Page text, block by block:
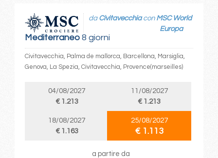
Mediterraneo8 giorni
da Civitavecchiacon MSC World
Europa
Civitavecchia, Palma de mallorca, Barcellona, Marsiglia,
Genova, La Spezia, Civitavecchia, Provence(marseilles)
04/08/2027
€ 1.213
11/08/2027
€ 1.213
18/08/2027
€ 1.163
25/08/2027
€ 1.113
a partire da